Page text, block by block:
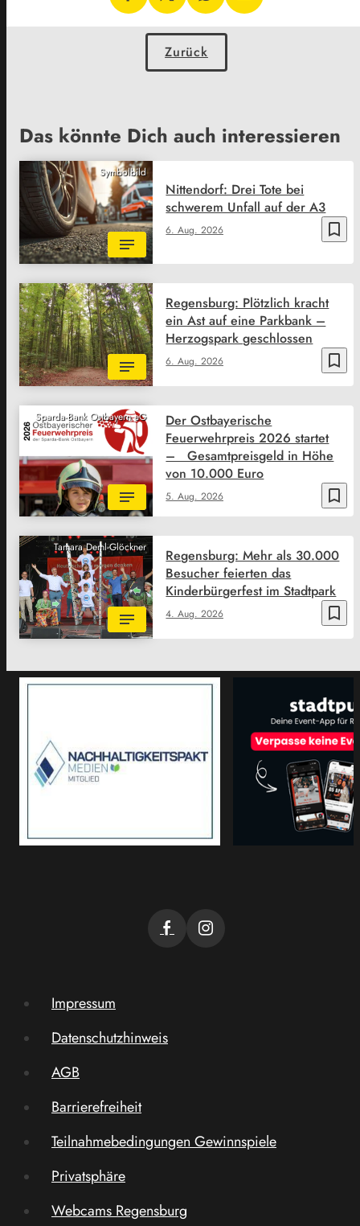
Zurück
Das könnte Dich auch interessieren
Symbolbild
bookmark_border
6. Aug. 2026
Nittendorf: Drei Tote bei
schwerem Unfall auf der A3
bookmark_border
6. Aug. 2026
Regensburg: Plötzlich kracht
ein Ast auf eine Parkbank –
Herzogspark geschlossen
Sparda-Bank Ostbayern eG
bookmark_border
5. Aug. 2026
Der Ostbayerische
Feuerwehrpreis 2026 startet
– Gesamtpreisgeld in Höhe
von 10.000 Euro
Tamara Deml-Glöckner
bookmark_border
4. Aug. 2026
Regensburg: Mehr als 30.000
Besucher feierten das
Kinderbürgerfest im Stadtpark
Impressum
Datenschutzhinweis
AGB
Barrierefreiheit
Teilnahmebedingungen Gewinnspiele
Privatsphäre
Webcams Regensburg